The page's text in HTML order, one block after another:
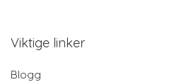
Viktige linker
Blogg